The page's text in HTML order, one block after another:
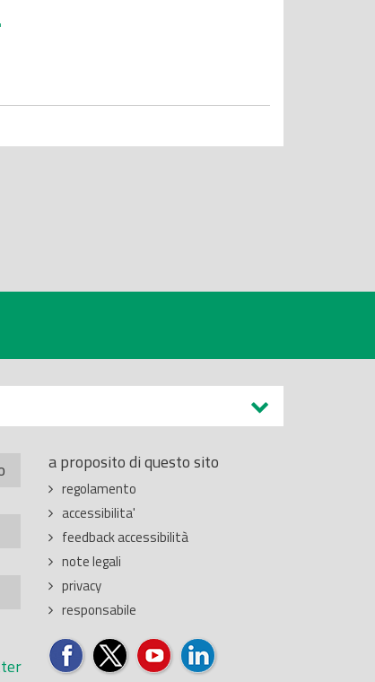
a proposito di questo sito
regolamento
accessibilita'
feedback accessibilità
note legali
privacy
responsabile